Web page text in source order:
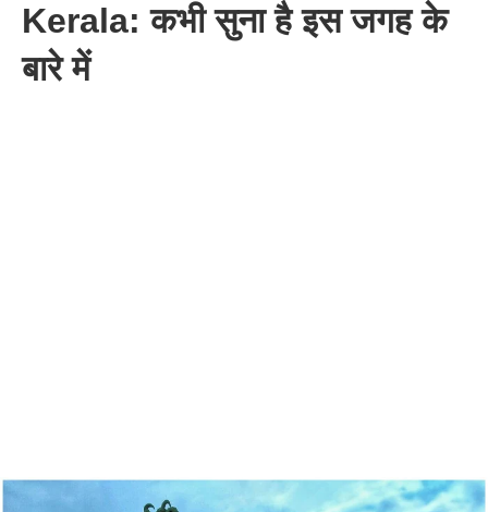
Kerala: कभी सुना है इस जगह के
बारे में